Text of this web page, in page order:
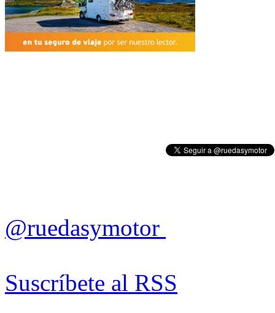
@ruedasymotor
Suscríbete al RSS